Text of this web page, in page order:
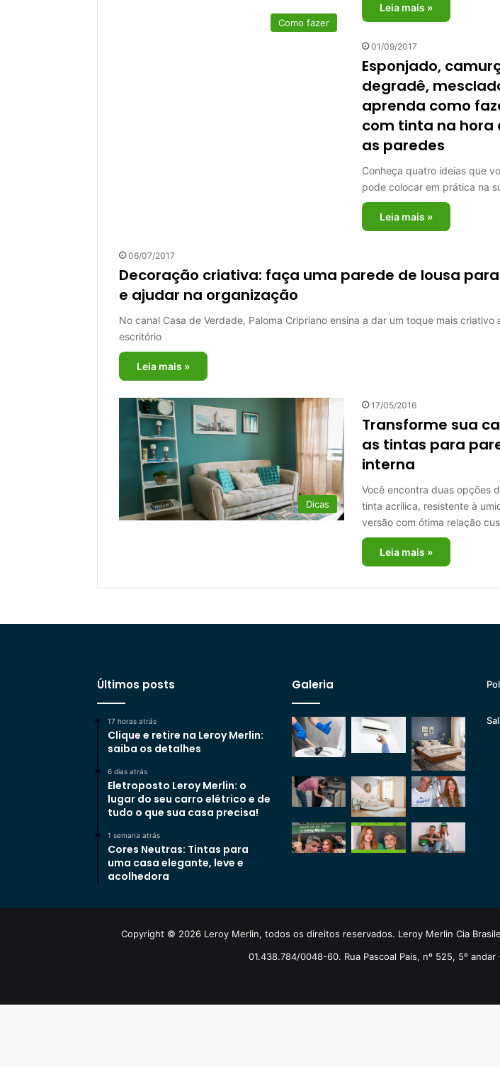
Leia mais »
Como fazer
01/09/2017
Esponjado,
degradê,
aprenda como
com tinta na hora
as paredes
Conheça quatro ideias que
pode colocar em prática na
Leia mais »
06/07/2017
Decoração criativa: faça uma parede de lousa
e ajudar na organização
No canal Casa de Verdade, Paloma Cripriano ensina a dar um toque mais criativo
escritório
Leia mais »
Dicas
17/05/2016
Transforme sua
as tintas para
interna
Você encontra duas opções
tinta acrílica, resistente à
versão com ótima relação
Leia mais »
Últimos posts
17 horas atrás
Clique e retire na Leroy Merlin:
saiba os detalhes
6 dias atrás
Eletroposto Leroy Merlin: o
lugar do seu carro elétrico e de
tudo o que sua casa precisa!
1 semana atrás
Cores Neutras: Tintas para
uma casa elegante, leve e
acolhedora
Galeria
Copyright © 2026 Leroy Merlin, todos os direitos reservados. Leroy Merlin Cia
01.438.784/0048-60. Rua Pascoal Pais, nº 525, 5º